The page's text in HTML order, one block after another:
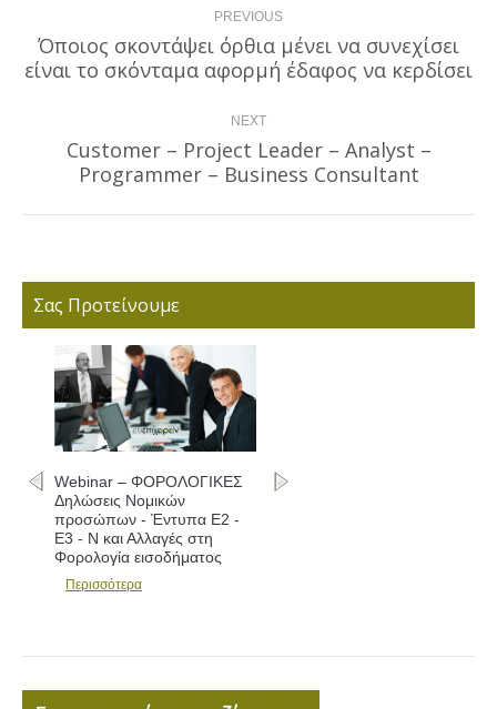
navigation PREVIOUS
Previous
post:
Όποιος σκοντάψει όρθια μένει να συνεχίσει
είναι το σκόνταμα αφορμή έδαφος να κερδίσει
NEXT
Next
post:
Customer – Project Leader – Analyst –
Programmer – Business Consultant
Σας Προτείνουμε
Webinar – ΦΟΡΟΛΟΓΙΚΕΣ
Δηλώσεις Νομικών
προσώπων - Έντυπα Ε2 -
Ε3 - Ν και Αλλαγές στη
Φορολογία εισοδήματος
Περισσότερα